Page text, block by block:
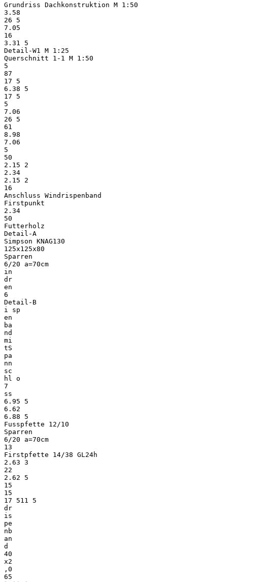
Grundriss Dachkonstruktion M 1:50
3.58
26 5
7.05
16
3.31 5
Detail-W1 M 1:25
Querschnitt 1-1 M 1:50
5
87
17 5
6.38 5
17 5
5
7.06
26 5
61
8.98
7.06
5
50
2.15 2
2.34
2.15 2
16
Anschluss Windrispenband
Firstpunkt
2.34
50
Futterholz
Detail-A
Simpson KNAG130
125x125x80
Sparren
6/20 a=70cm
in
dr
en
6
Detail-B
i sp
en
ba
nd
mi
tS
pa
nn
sc
hl o
7
ss
6.95 5
6.62
6.88 5
Fusspfette 12/10
Sparren
6/20 a=70cm
13
Firstpfette 14/38 GL24h
2.63 3
22
2.62 5
15
15
17 511 5
dr
is
pe
nb
an
d
40
x2
,0
65